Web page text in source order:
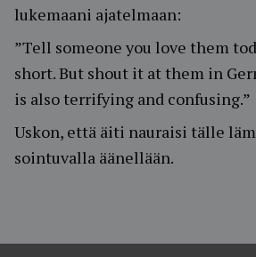
lukemaani ajatelmaan:
”Tell someone you love them
short. But shout it at them in
is also terrifying and confusing.”
Uskon, että äiti nauraisi tälle
sointuvalla äänellään.